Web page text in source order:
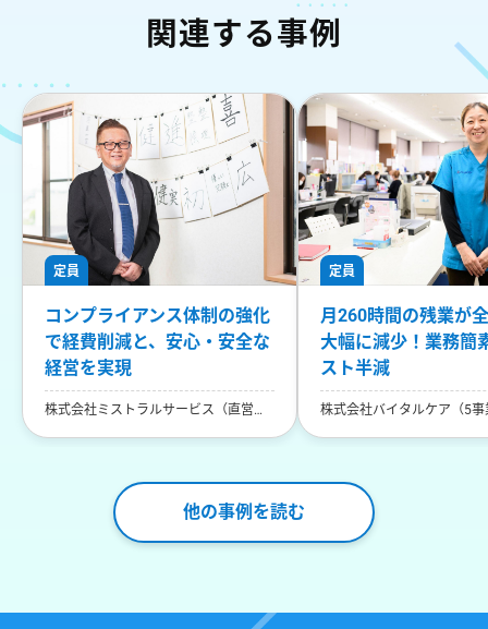
関連する事例
定員
コンプライアンス体制の強化
で経費削減と、安心・安全な
経営を実現
株式会社ミストラルサービス（直営店
定員
月260時間の残業が
大幅に減少！業務簡
スト半減
株式会社バイタルケア（5
他の事例を読む